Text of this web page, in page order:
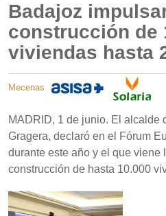
Badajoz
construcción de
viviendas hasta
Mecenas
MADRID, 1 de junio. El alcalde
Gragera, declaró en el Fórum
durante este año y el que viene
construcción de hasta 10.000